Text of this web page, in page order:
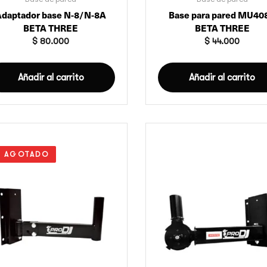
base N-8/N-8A
BETA THREE
$ 80.000
Añadir al carrito
Base para pared
BETA THREE
$ 44.000
Añadir al carrito
AGOTADO